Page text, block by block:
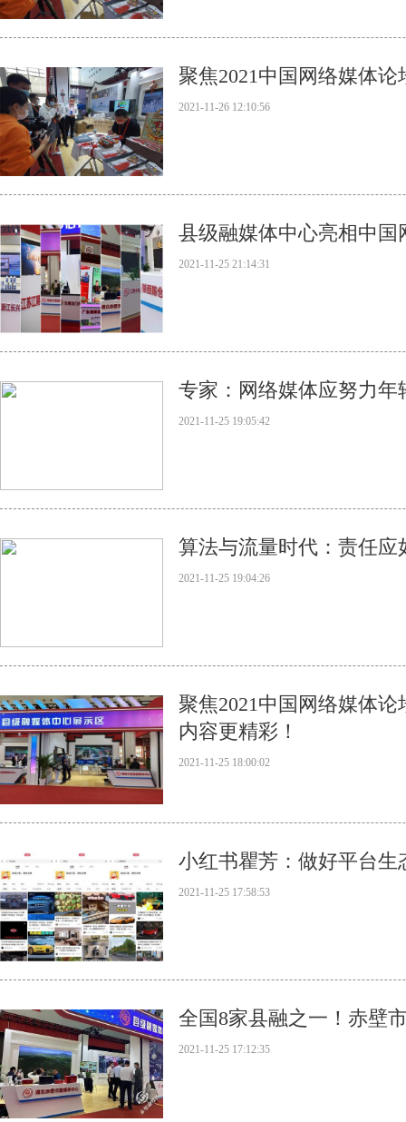
聚焦2021中国网络媒体
2021-11-26 12:10:56
县级融媒体中心亮相中国
2021-11-25 21:14:31
专家：网络媒体应努力
2021-11-25 19:05:42
算法与流量时代：责任应
2021-11-25 19:04:26
聚焦2021中国网络媒体
内容更精彩！
2021-11-25 18:00:02
小红书瞿芳：做好平台
2021-11-25 17:58:53
全国8家县融之一！赤壁
2021-11-25 17:12:35